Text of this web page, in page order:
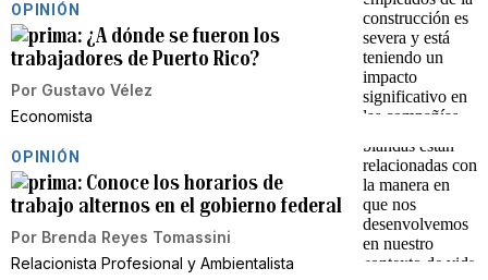
OPINIÓN
¿A dónde se fueron los
trabajadores de Puerto Rico?
Por Gustavo Vélez
Economista
OPINIÓN
Conoce los horarios de
trabajo alternos en el gobierno federal
Por Brenda Reyes Tomassini
Relacionista Profesional y Ambientalista